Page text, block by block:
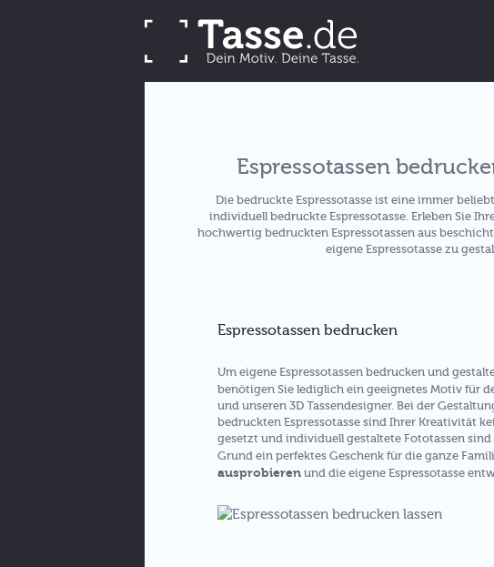
Espressotassen
Die bedruckte Espressotasse ist eine immer
individuell bedruckte Espressotasse. Erleben Sie
hochwertig bedruckten Espressotassen aus
eigene Espressotasse zu
Espressotassen bedrucken
Um eigene Espressotassen bedrucken und
benötigen Sie lediglich ein geeignetes Motiv für
und unseren 3D Tassendesigner. Bei der
bedruckten Espressotasse sind Ihrer Kreativität
gesetzt und individuell gestaltete Fototassen
Grund ein perfektes Geschenk für die ganze
ausprobieren und die eigene Espressotasse